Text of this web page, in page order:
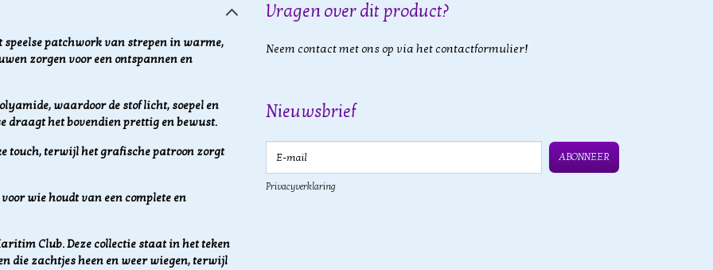
patchwork van strepen in warme,
zorgen voor een ontspannen en
waardoor de stof licht, soepel en
draagt het bovendien prettig en bewust.
touch, terwijl het grafische patroon zorgt
wie houdt van een complete en
Club.Deze collectie staat in het teken
die zachtjes heen en weer wiegen, terwijl
Vragen over dit product?
Neem contact met ons op via het contactformulier!
Nieuwsbrief
E-mail
ABONNEER
Privacyverklaring